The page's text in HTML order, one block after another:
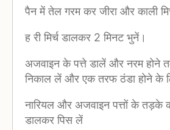
पैन में तेल गरम कर जीरा और काली
ह री मिर्च डालकर 2 मिनट भुनें।
अजवाइन के पत्ते डालें और नरम होने
निकाल लें और एक तरफ ठंडा होने के
नारियल और अजवाइन पत्तों के तड़के
डालकर पिस लें